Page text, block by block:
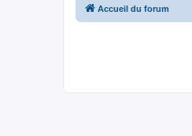
Accueil du forum